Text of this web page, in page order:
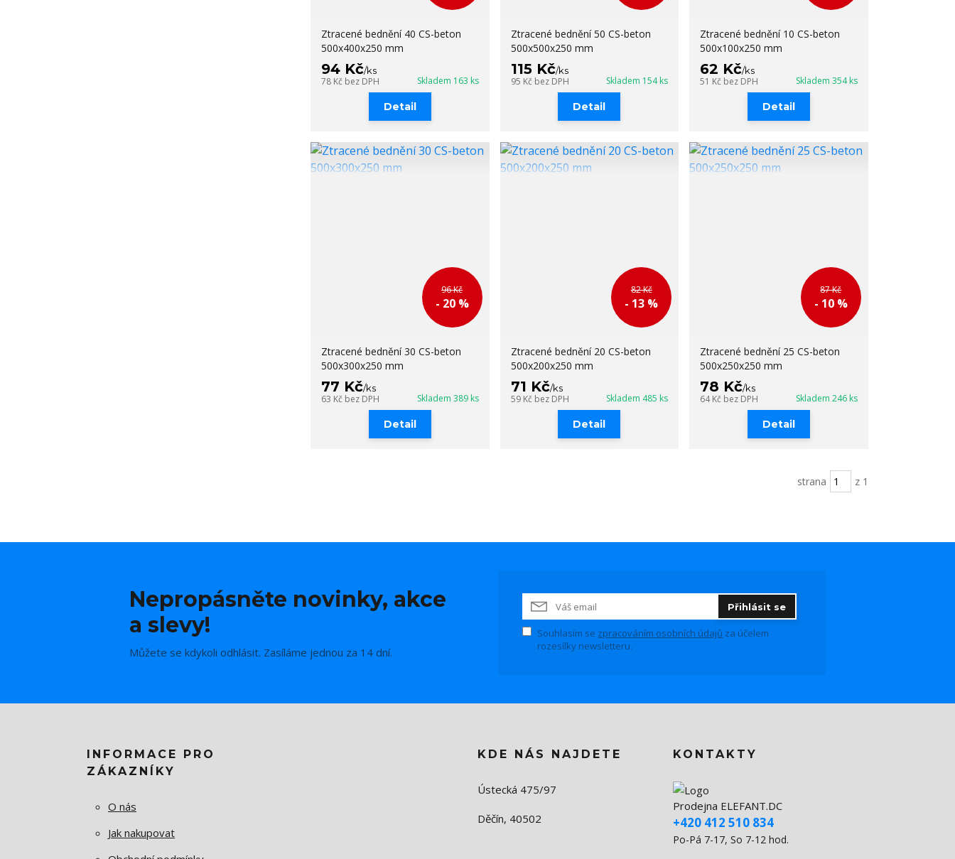
Ztracené bednění 40 CS-beton
500x400x250 mm
94 Kč/ks
78 Kč bez DPH Skladem 163 ks
Detail
Ztracené bednění 50 CS-beton
500x500x250 mm
115 Kč/ks
95 Kč bez DPH Skladem 154 ks
Detail
Ztracené bednění 10 CS-beton
500x100x250 mm
62 Kč/ks
51 Kč bez DPH Skladem 354 ks
Detail
96 Kč
- 20 %
Ztracené bednění 30 CS-beton
500x300x250 mm
77 Kč/ks
63 Kč bez DPH Skladem 389 ks
Detail
82 Kč
- 13 %
Ztracené bednění 20 CS-beton
500x200x250 mm
71 Kč/ks
59 Kč bez DPH Skladem 485 ks
Detail
87 Kč
- 10 %
Ztracené bednění 25 CS-beton
500x250x250 mm
78 Kč/ks
64 Kč bez DPH Skladem 246 ks
Detail
strana z 1
Nepropásněte novinky, akce
a slevy!
Můžete se kdykoli odhlásit. Zasíláme jednou za 14 dní.
Přihlásit se
Souhlasím se zpracováním osobních údajů za účelem
rozesílky newsletteru.
INFORMACE PRO
ZÁKAZNÍKY
O nás
Jak nakupovat
KDE NÁS NAJDETE
Ústecká 475/97
Děčín, 40502
KONTAKTY
Prodejna ELEFANT.DC
+420 412 510 834
Po-Pá 7-17, So 7-12 hod.